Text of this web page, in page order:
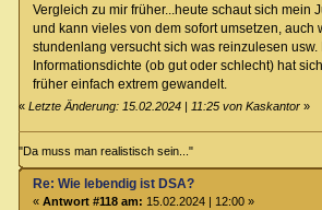
Vergleich zu mir früher...heute schaut sich mein
und kann vieles von dem sofort umsetzen, auch
stundenlang versucht sich was reinzulesen usw.
Informationsdichte (ob gut oder schlecht) hat
früher einfach extrem gewandelt.
«Letzte Änderung: 15.02.2024 | 11:25 von Kaskantor »
"Da muss man realistisch sein..."
Re: Wie lebendig ist DSA?
« Antwort #118 am: 15.02.2024 | 12:00 »